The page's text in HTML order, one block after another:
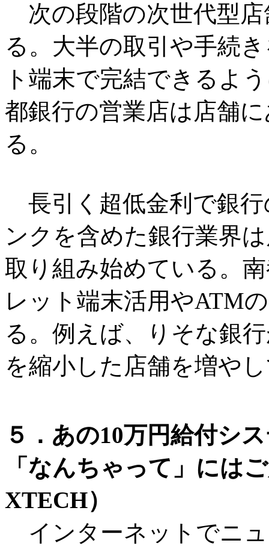
次の段階の次世代型店
る。大半の取引や手続
ト端末で完結できるよ
都銀行の営業店は店舗
る。
長引く超低金利で銀
ンクを含めた銀行業界
取り組み始めている。
レット端末活用やATM
る。例えば、りそな銀
を縮小した店舗を増や
５．あの10万円給付シ
「なんちゃって」には
XTECH）
インターネットでニ